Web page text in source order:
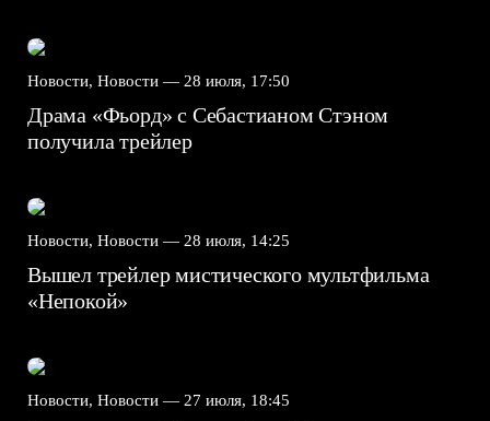
Новости, Новости — 28 июля, 17:50
Драма «Фьорд» с Себастианом Стэном
получила трейлер
Новости, Новости — 28 июля, 14:25
Вышел трейлер мистического мультфильма
«Непокой»
Новости, Новости — 27 июля, 18:45